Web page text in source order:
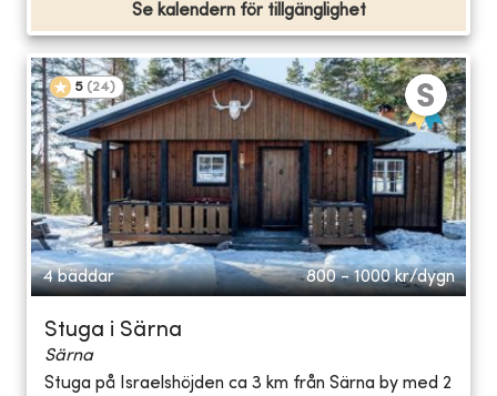
Se kalendern för tillgänglighet
5 (24)
4 bäddar 800 - 1000 kr/dygn
Stuga i Särna
Särna
Stuga på Israelshöjden ca 3 km från Särna by med 2